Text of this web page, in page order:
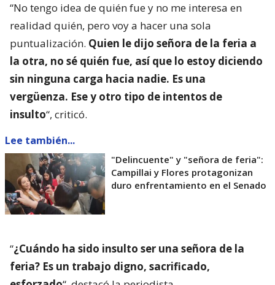
“No tengo idea de quién fue y no me interesa en
realidad quién, pero voy a hacer una sola
puntualización. Quien le dijo señora de la feria a
la otra, no sé quién fue, así que lo estoy diciendo
sin ninguna carga hacia nadie. Es una
vergüenza. Ese y otro tipo de intentos de
insulto“, criticó.
Lee también...
"Delincuente" y "señora de feria":
Campillai y Flores protagonizan
duro enfrentamiento en el Senado
“¿Cuándo ha sido insulto ser una señora de la
feria? Es un trabajo digno, sacrificado,